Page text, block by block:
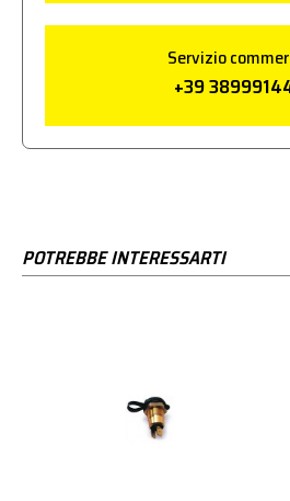
Servizio
+39
POTREBBE INTERESSARTI